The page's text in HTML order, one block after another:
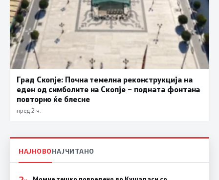
Град Скопје: Почна темелна реконструкција на
еден од симболите на Скопје – подната фонтана
повторно ќе блесне
пред 2 ч.
НАЈНОВОНАЈЧИТАНО